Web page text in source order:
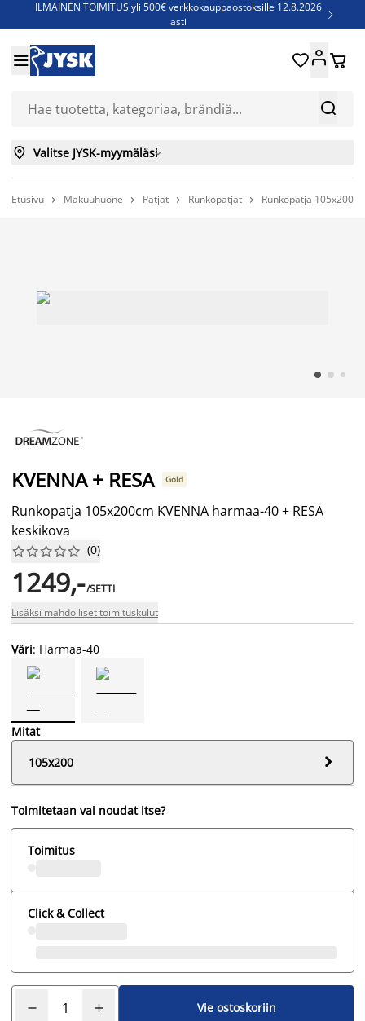
ILMAINEN TOIMITUS yli 500€ verkkokauppaostoksille 12.8.2026
asti

Jenkkisänkyjä - Säästä jopa 60%


 
 Valitse JYSK-myymäläsi
Etusivu  Makuuhuone  Patjat  Runkopatjat  Runkopatja
KVENNA + RESA Gold
Runkopatja 105x200cm KVENNA harmaa-40 + RESA
keskikova





 (0)
1249,-/SETTI
Lisäksi mahdolliset toimituskulut
Väri: Harmaa-40
Mitat
105x200

Toimitetaan vai noudat itse?
Toimitus
Click & Collect
Vie ostoskoriin